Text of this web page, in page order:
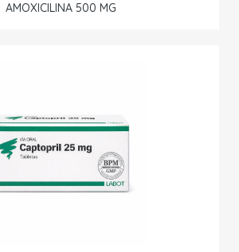
AMOXICILINA 500 MG